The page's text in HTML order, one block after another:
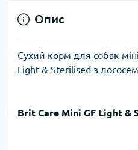
Опис
Сухий корм для собак
Light & Sterilised з
Brit Care Mini GF Light &